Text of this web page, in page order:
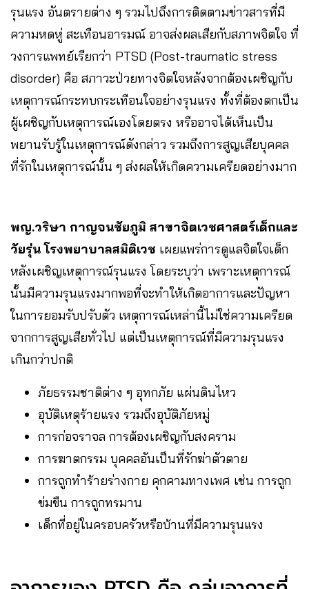
รุนแรง อันตรายต่าง ๆ รวมไปถึงการติดตามข่าวสารที่มี
ความหดหู่ สะเทือนอารมณ์ อาจส่งผลเสียกับสภาพจิตใจ ที่
วงการแพทย์เรียกว่า PTSD (Post-traumatic stress
disorder) คือ สภาวะป่วยทางจิตใจหลังจากต้องเผชิญกับ
เหตุการณ์กระทบกระเทือนใจอย่างรุนแรง ทั้งที่ต้องตกเป็น
ผู้เผชิญกับเหตุการณ์เองโดยตรง หรืออาจได้เห็นเป็น
พยานรับรู้ในเหตุการณ์ดังกล่าว รวมถึงการสูญเสียบุคคล
ที่รักในเหตุการณ์นั้น ๆ ส่งผลให้เกิดความเครียดอย่างมาก
พญ.วริษา กาญจนชัยภูมิ สาขาจิตเวชศาสตร์เด็กและ
วัยรุ่น โรงพยาบาลสมิติเวช เผยแพร่การดูแลจิตใจเด็ก
หลังเผชิญเหตุการณ์รุนแรง โดยระบุว่า เพราะเหตุการณ์
นั้นมีความรุนแรงมากพอที่จะทำให้เกิดอาการและปัญหา
ในการยอมรับปรับตัว เหตุการณ์เหล่านี้ไม่ใช่ความเครียด
จากการสูญเสียทั่วไป แต่เป็นเหตุการณ์ที่มีความรุนแรง
เกินกว่าปกติ
ภัยธรรมชาติต่าง ๆ อุทกภัย แผ่นดินไหว
อุบัติเหตุร้ายแรง รวมถึงอุบัติภัยหมู่
การก่อจราจล การต้องเผชิญกับสงคราม
การฆาตกรรม บุคคลอันเป็นที่รักฆ่าตัวตาย
การถูกทำร้ายร่างกาย คุกคามทางเพศ เช่น การถูก
ข่มขืน การถูกทรมาน
เด็กที่อยู่ในครอบครัวหรือบ้านที่มีความรุนแรง